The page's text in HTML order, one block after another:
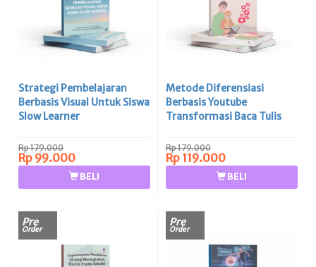
Strategi Pembelajaran
Berbasis Visual Untuk Siswa
Slow Learner
Rp 179.000
Rp 99.000
BELI
Metode Diferensiasi
Berbasis Youtube
Transformasi Baca Tulis
Inklusi
Rp 179.000
Rp 119.000
BELI
Pre
Order
Pre
Order